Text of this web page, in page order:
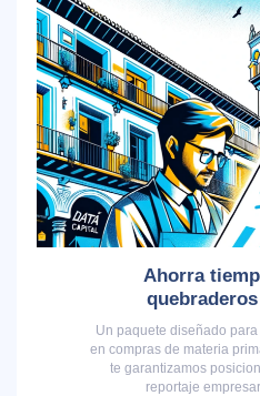
Ahorra
Un paquete diseñado
en compras de materia
te garantizamos
reportaje